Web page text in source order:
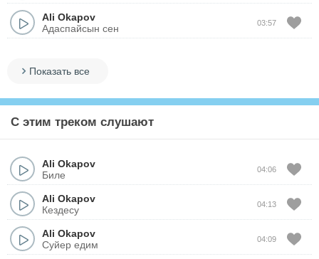
Ali Okapov
Адаспайсын сен
03:57
Показать все
С этим треком слушают
Ali Okapov
Биле
04:06
Ali Okapov
Кездесу
04:13
Ali Okapov
Суйер едим
04:09